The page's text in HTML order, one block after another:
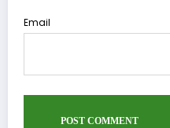
Email